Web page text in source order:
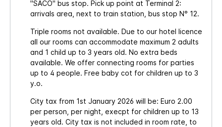
"SACO" bus stop. Pick up point at Terminal 2:
arrivals area, next to train station, bus stop N° 12.
Triple rooms not available. Due to our hotel licence
all our rooms can accommodate maximum 2 adults
and 1 child up to 3 years old. No extra beds
available. We offer connecting rooms for parties
up to 4 people. Free baby cot for children up to 3
y.o.
City tax from 1st January 2026 will be: Euro 2.00
per person, per night, execpt for children up to 13
years old. City tax is not included in room rate, to